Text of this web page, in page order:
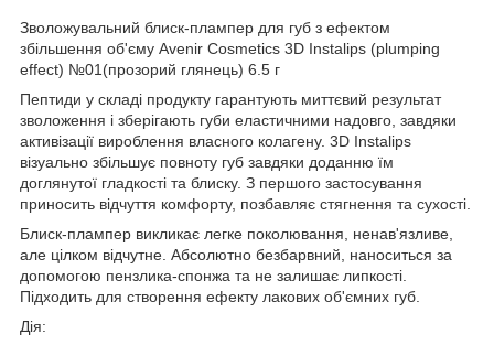
Зволожувальний блиск-плампер для губ з ефектом
збільшення об'єму Avenir Cosmetics 3D Instalips (plumping
effect) №01(прозорий глянець) 6.5 г
Пептиди у складі продукту гарантують миттєвий результат
зволоження і зберігають губи еластичними надовго, завдяки
активізації вироблення власного колагену. 3D Instalips
візуально збільшує повноту губ завдяки доданню їм
доглянутої гладкості та блиску. З першого застосування
приносить відчуття комфорту, позбавляє стягнення та сухості.
Блиск-плампер викликає легке поколювання, ненав'язливе,
але цілком відчутне. Абсолютно безбарвний, наноситься за
допомогою пензлика-спонжа та не залишає липкості.
Підходить для створення ефекту лакових об'ємних губ.
Дія: